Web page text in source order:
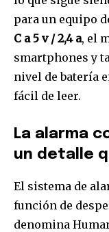
para un equipo
C a 5 v / 2,4 a, el
smartphones y
nivel de batería
fácil de leer.
La alarma
un detalle
El sistema de
función de
denomina